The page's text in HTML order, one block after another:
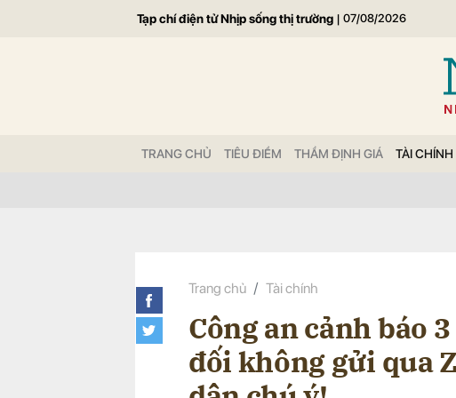
Tạp chí điện tử Nhịp sống thị trường | 07/08/2026
TRANG CHỦ TIÊU ĐIỂM THẨM ĐỊNH GIÁ TÀI CHÍNH
Trang chủ Tài chính
Công an cảnh báo
đối không gửi qua
Gửi bình